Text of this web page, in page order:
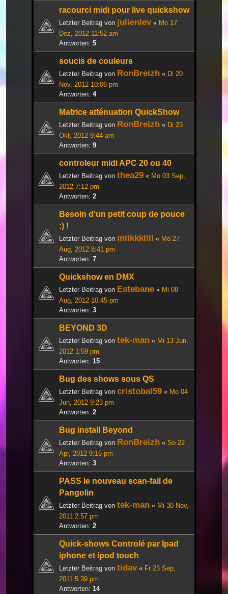
racourci midi pour live quickshow
Letzter Beitrag von julienlev« Mo 17
Dez, 2012 11:52 am
Antworten: 5
soucis de couleurs
Letzter Beitrag von RonBreizh « Di 20
Nov, 2012 10:06 pm
Antworten: 4
Matrice atténuation QuickShow
Letzter Beitrag von RonBreizh « Di 23
Okt, 2012 9:44 am
Antworten: 9
controleur midi APC 20 ou 40
Letzter Beitrag von thea29 « Mo 03 Sep,
2012 7:12 pm
Antworten: 2
Besoin d'un petit coup de pouce
:) !
Letzter Beitrag von miikkkllll « Mo 27
Aug, 2012 8:41 pm
Antworten: 7
Quickshow en DMX
Letzter Beitrag von Estebane « Mi 08
Aug, 2012 10:45 pm
Antworten: 3
BEYOND 3D
Letzter Beitrag von tek-man « Mi 13 Jun,
2012 1:59 pm
Antworten: 15
Bug des shows sous QS
Letzter Beitrag von cristobal59 « Mo 04
Jun, 2012 9:23 pm
Antworten: 2
Bug install Beyond
Letzter Beitrag von RonBreizh « So 22
Apr, 2012 9:15 pm
Antworten: 3
PASS le nouveau scan-fail de
Pangolin
Letzter Beitrag von tek-man « Mi 30 Nov,
2011 2:57 pm
Antworten: 2
Quick-shows Controlé par Ipad
iphone et ipod touch
Letzter Beitrag von tidav« Fr 23 Sep,
2011 5:39 pm
Antworten: 14